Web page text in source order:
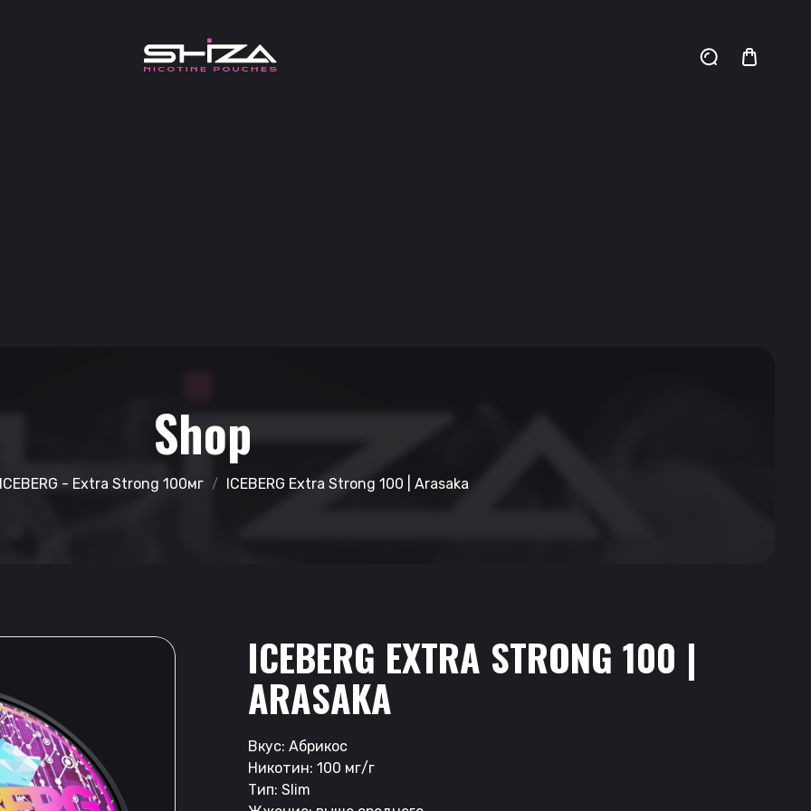
Shop
- Extra Strong 100мг ICEBERG Extra Strong 100 | Arasaka
ICEBERG EXTRA STRONG 100 |
ARASAKA
Вкус: Абрикос
Никотин: 100 мг/г
Тип: Slim